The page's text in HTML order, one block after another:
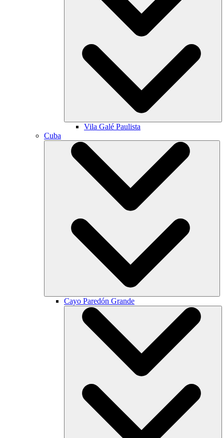
Vila Galé Paulista
Cuba
Cayo Paredón Grande